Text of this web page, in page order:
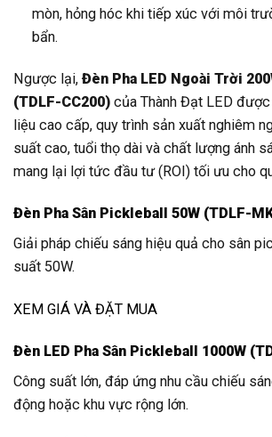
mòn, hỏng hóc khi tiếp xúc với môi
bẩn.
Ngược lại, Đèn Pha LED Ngoài Trời
(TDLF-CC200) của Thành Đạt LED
liệu cao cấp, quy trình sản xuất nghiêm
suất cao, tuổi thọ dài và chất lượng ánh
mang lại lợi tức đầu tư (ROI) tối ưu cho
Đèn Pha Sân Pickleball 50W (TDLF-
Giải pháp chiếu sáng hiệu quả cho sân
suất 50W.
XEM GIÁ VÀ ĐẶT MUA
Đèn LED Pha Sân Pickleball 1000W
Công suất lớn, đáp ứng nhu cầu chiếu
động hoặc khu vực rộng lớn.